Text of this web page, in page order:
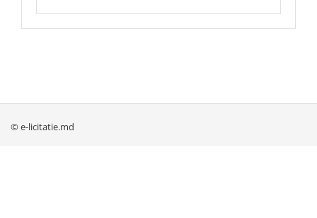
© e-licitatie.md